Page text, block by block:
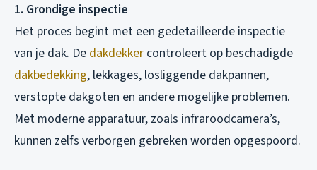
1. Grondige inspectie
Het proces begint met een gedetailleerde inspectie
van je dak. De dakdekker controleert op beschadigde
dakbedekking, lekkages, losliggende dakpannen,
verstopte dakgoten en andere mogelijke problemen.
Met moderne apparatuur, zoals infraroodcamera’s,
kunnen zelfs verborgen gebreken worden opgespoord.